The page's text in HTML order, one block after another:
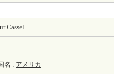
Cassel
名 : アメリカ